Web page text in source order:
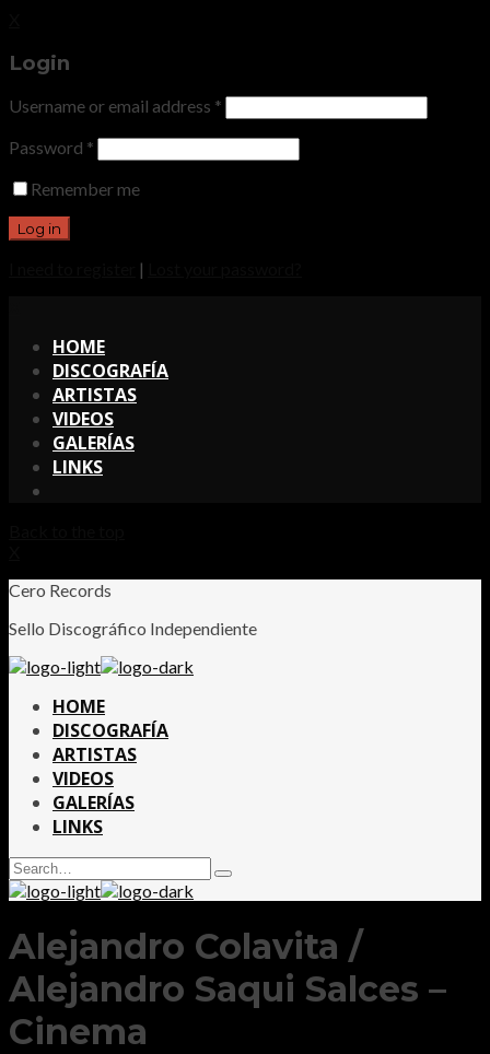
Login
Username or email address *
Password *
Remember me
|
HOME
DISCOGRAFÍA
ARTISTAS
VIDEOS
GALERÍAS
LINKS
Cero Records
Sello Discográfico Independiente
HOME
DISCOGRAFÍA
ARTISTAS
VIDEOS
GALERÍAS
LINKS
Search
for:
Type
and
enter
Alejandro Colavita /
Alejandro Saqui Salces –
Cinema